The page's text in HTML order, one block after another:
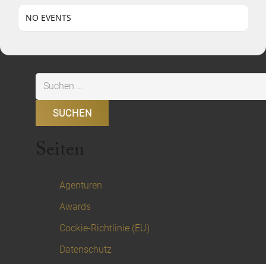
NO EVENTS
Suchen
nach:
Seiten
Agenturen
Awards
Cookie-Richtlinie (EU)
Datenschutz